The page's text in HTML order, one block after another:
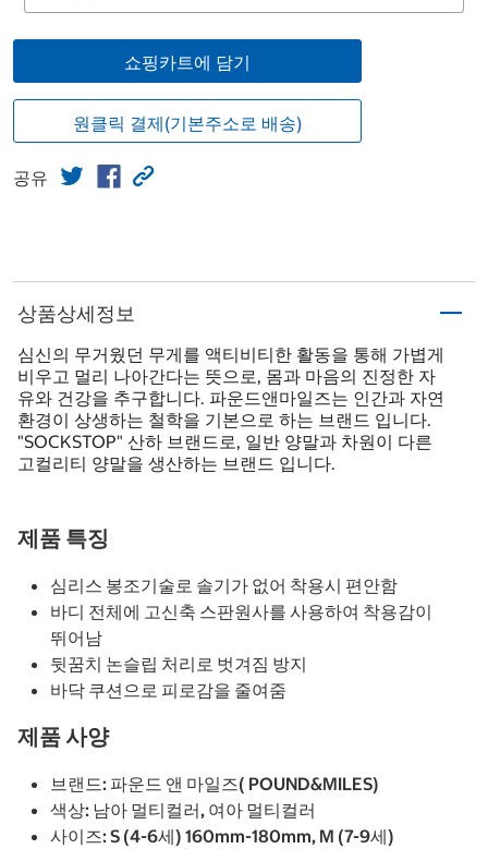
쇼핑카트에 담기
원클릭 결제(기본주소로 배송)
공유
상품상세정보
심신의 무거웠던 무게를 액티비티한 활동을 통해 가볍게
비우고 멀리 나아간다는 뜻으로, 몸과 마음의 진정한 자
유와 건강을 추구합니다. 파운드앤마일즈는 인간과 자연
환경이 상생하는 철학을 기본으로 하는 브랜드 입니다.
"SOCKSTOP" 산하 브랜드로, 일반 양말과 차원이 다른
고컬리티 양말을 생산하는 브랜드 입니다.
제품 특징
심리스 봉조기술로 솔기가 없어 착용시 편안함
바디 전체에 고신축 스판원사를 사용하여 착용감이
뛰어남
뒷꿈치 논슬립 처리로 벗겨짐 방지
바닥 쿠션으로 피로감을 줄여줌
제품 사양
브랜드: 파운드 앤 마일즈( POUND&MILES)
색상: 남아 멀티컬러, 여아 멀티컬러
사이즈: S (4-6세) 160mm-180mm, M (7-9세)